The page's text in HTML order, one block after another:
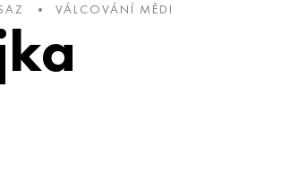
VÁLCOVÁNÍ MĚDI